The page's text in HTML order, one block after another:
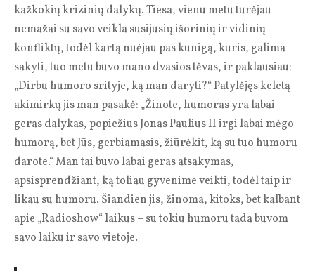
kažkokių krizinių dalykų. Tiesa, vienu metu turėjau
nemažai su savo veikla susijusių išorinių ir vidinių
konfliktų, todėl kartą nuėjau pas kunigą, kuris, galima
sakyti, tuo metu buvo mano dvasios tėvas, ir paklausiau:
„Dirbu humoro srityje, ką man daryti?“ Patylėjęs keletą
akimirkų jis man pasakė: „Žinote, humoras yra labai
geras dalykas, popiežius Jonas Paulius II irgi labai mėgo
humorą, bet Jūs, gerbiamasis, žiūrėkit, ką su tuo humoru
darote.“ Man tai buvo labai geras atsakymas,
apsisprendžiant, ką toliau gyvenime veikti, todėl taip ir
likau su humoru. Šiandien jis, žinoma, kitoks, bet kalbant
apie „Radioshow“ laikus – su tokiu humoru tada buvom
savo laiku ir savo vietoje.